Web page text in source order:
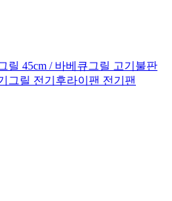
릴 45cm / 바베큐그릴 고기불판
그릴 전기후라이팬 전기팬